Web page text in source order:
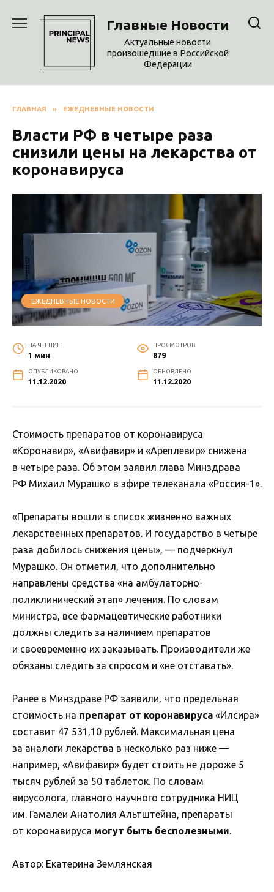
содержанию
Главные Новости
Актуальные новости
произошедшие в Российской
Федерации
ГЛАВНАЯ » ЕЖЕДНЕВНЫЕ НОВОСТИ
Власти РФ в четыре раза
снизили цены на лекарства от
коронавируса
ЕЖЕДНЕВНЫЕ НОВОСТИ
НА ЧТЕНИЕ
1 мин
ПРОСМОТРОВ
879
ОПУБЛИКОВАНО
11.12.2020
ОБНОВЛЕНО
11.12.2020
Стоимость препаратов от коронавируса
«Коронавир», «Авифавир» и «Ареплевир» снижена
в четыре раза. Об этом заявил глава Минздрава
РФ Михаил Мурашко в эфире телеканала «Россия-1».
«Препараты вошли в список жизненно важных
лекарственных препаратов. И государство в четыре
раза добилось снижения цены», — подчеркнул
Мурашко. Он отметил, что дополнительно
направлены средства «на амбулаторно-
поликлинический этап» лечения. По словам
министра, все фармацевтические работники
должны следить за наличием препаратов
и своевременно их заказывать. Производители же
обязаны следить за спросом и «не отставать».
Ранее в Минздраве РФ заявили, что предельная
стоимость на препарат от коронавируса «Илсира»
составит 47 531,10 рублей. Максимальная цена
за аналоги лекарства в несколько раз ниже —
например, «Авифавир» будет стоить не дороже 5
тысяч рублей за 50 таблеток. По словам
вирусолога, главного научного сотрудника НИЦ
им. Гамалеи Анатолия Альтштейна, препараты
от коронавируса могут быть бесполезными.
Автор: Екатерина Землянская